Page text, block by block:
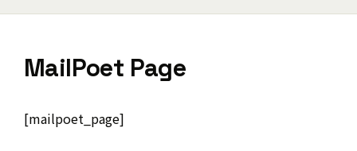
MailPoet Page
[mailpoet_page]